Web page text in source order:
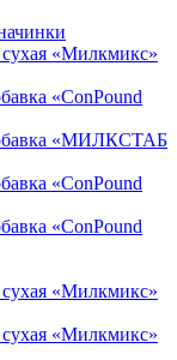
«Милкмикс»
«ConPound
«МИЛКСТАБ
«ConPound
«ConPound
«Милкмикс»
«Милкмикс»